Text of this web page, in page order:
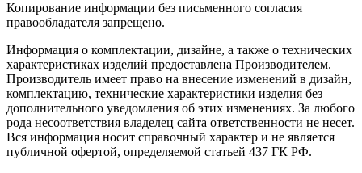
Копирование информации без письменного согласия
правообладателя запрещено.
Информация о комплектации, дизайне, а также о технических
характеристиках изделий предоставлена Производителем.
Производитель имеет право на внесение изменений в дизайн,
комплектацию, технические характеристики изделия без
дополнительного уведомления об этих изменениях. За любого
рода несоответствия владелец сайта ответственности не несет.
Вся информация носит справочный характер и не является
публичной офертой, определяемой статьей 437 ГК РФ.